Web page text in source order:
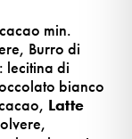
min.
Burro di
lecitina di
bianco
Latte